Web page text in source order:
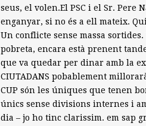
seus, el volen.El PSC i el Sr. Pere
enganyar, si no és a ell mateix.
Un conflicte sense massa sortides.
pobreta, encara està prenent
que va quedar per dinar amb la
CIUTADANS pobablement
CUP són les úniques que tenen
únics sense divisions internes i
dia – jo ho tinc clarissim. em sap